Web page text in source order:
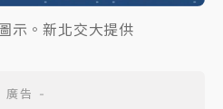
示。新北交大提供